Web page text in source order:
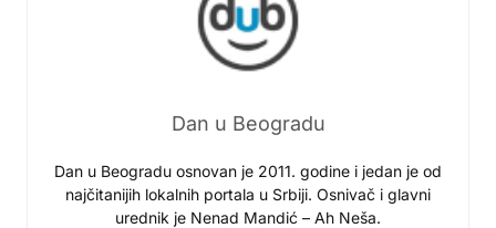
Dan u Beogradu
Dan u Beogradu osnovan je 2011. godine i jedan je od
najčitanijih lokalnih portala u Srbiji. Osnivač i glavni
urednik je Nenad Mandić – Ah Neša.